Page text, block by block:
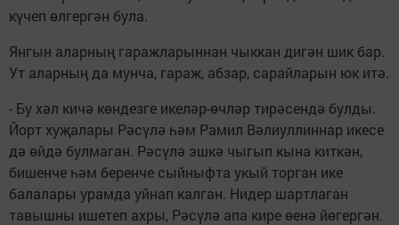
күчеп өлгергән була.
Янгын аларның гаражларыннан чыккан дигән шик бар.
Ут аларның да мунча, гараж, абзар, сарайларын юк итә.
- Бу хәл кичә көндезге икеләр-өчләр тирәсендә булды.
Йорт хуҗалары Рәсүлә һәм Рамил Вәлиуллиннар икесе
дә өйдә булмаган. Рәсүлә эшкә чыгып кына киткән,
бишенче һәм беренче сыйныфта укый торган ике
балалары урамда уйнап калган. Нидер шартлаган
тавышны ишетеп ахры, Рәсүлә апа кире өенә йөгергән.